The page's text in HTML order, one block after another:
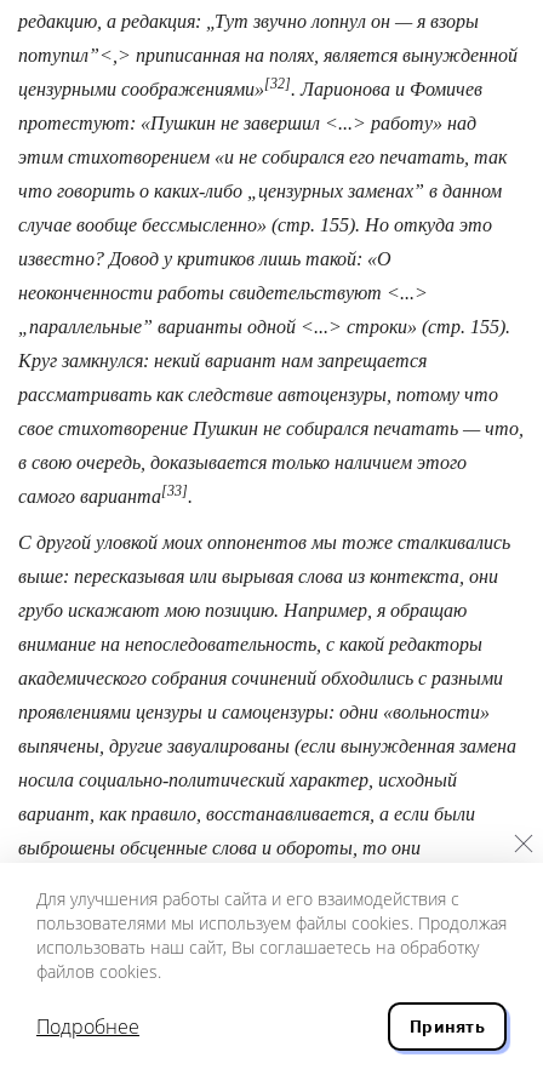
редакцию, а редакция: „Тут звучно лопнул он — я взоры
потупил”<,> приписанная на полях, является вынужденной
цензурными соображениями»[32]. Ларионова и Фомичев
протестуют: «Пушкин не завершил <...> работу» над
этим стихотворением «и не собирался его печатать, так
что говорить о каких-либо „цензурных за­менах” в данном
случае вообще бессмысленно» (стр. 155). Но откуда это
известно? Довод у критиков лишь такой: «О
неоконченности работы свидетельствуют <...>
„параллельные” варианты одной <...> строки» (стр. 155).
Круг замкнулся: некий вариант нам запрещается
рассматривать как следствие автоцензуры, потому что
свое стихотворение Пушкин не собирался печатать — что,
в свою очередь, доказывается только наличием этого
самого варианта[33].
С другой уловкой моих оппонентов мы тоже сталкивались
выше: пересказывая или вырывая слова из контекста, они
грубо искажают мою позицию. Например, я обращаю
внимание на непоследовательность, с какой редакторы
академического собрания сочинений обходились с разными
проявлениями цензуры и самоцензуры: одни «вольности»
выпячены, другие завуалированы (если вынужденная замена
носила социально-политический характер, исходный
вариант, как правило, восстанавливается, а если были
выброшены обсценные слова и обороты, то они
точками означен пропуск матерного выражения.
Приветствуя такую подачу текста, Ларионова и Фомичев
демонстрируют двойной стандарт: «Стоит <...>
отметить, что в академическом собрании сочинений
стихотворение напечатано в точном соответствии» с
Для улучшения работы сайта и его взаимодействия с
пользователями мы используем файлы cookies. Продолжая
использовать наш сайт, Вы соглашаетесь на обработку
файлов cookies.
Подробнее Принять